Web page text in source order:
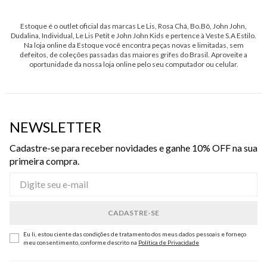
Estoque é o outlet oficial das marcas Le Lis, Rosa Chá, Bo.Bô, John John,
Dudalina, Individual, Le Lis Petit e John John Kids e pertence à Veste S.A Estilo.
Na loja online da Estoque você encontra peças novas e limitadas, sem
defeitos, de coleções passadas das maiores grifes do Brasil. Aproveite a
oportunidade da nossa loja online pelo seu computador ou celular.
NEWSLETTER
Cadastre-se para receber novidades e ganhe 10% OFF na sua
primeira compra.
Eu li, estou ciente das condições de tratamento dos meus dados pessoais e forneço
meu consentimento, conforme descrito na Política de Privacidade